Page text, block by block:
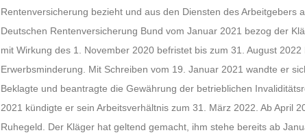
Rentenversicherung bezieht und aus den Diensten des Arbeitgebers
Deutschen Rentenversicherung Bund vom Januar 2021 bezog der
mit Wirkung des 1. November 2020 befristet bis zum 31. August
Erwerbsminderung. Mit Schreiben vom 19. Januar 2021 wandte er
Beklagte und beantragte die Gewährung der betrieblichen
2021 kündigte er sein Arbeitsverhältnis zum 31. März 2022. Ab April
Ruhegeld. Der Kläger hat geltend gemacht, ihm stehe bereits ab